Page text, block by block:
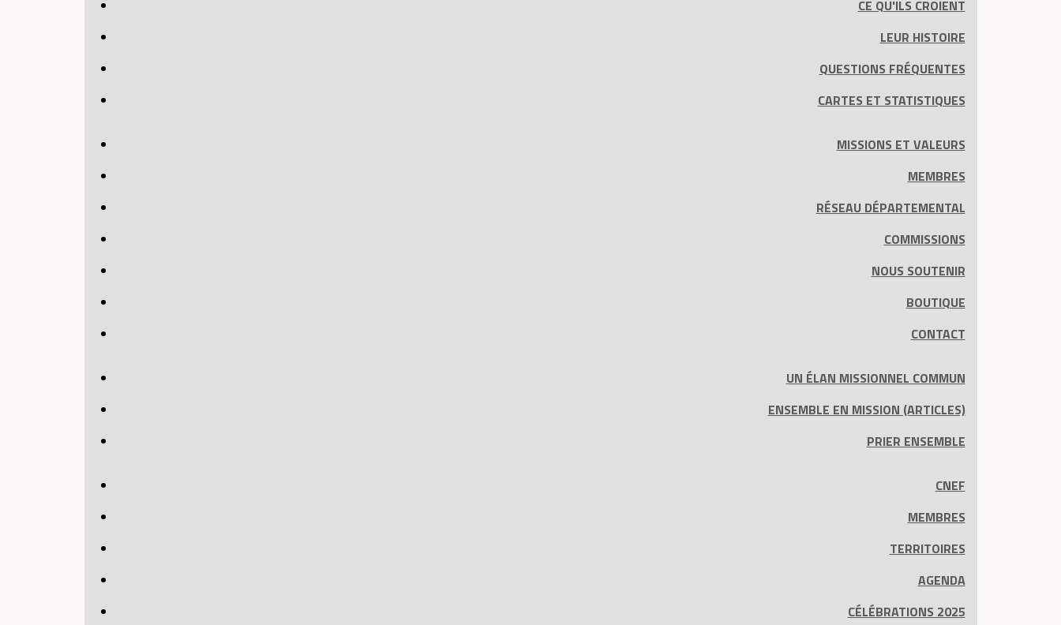
CE QU'ILS CROIENT
LEUR HISTOIRE
QUESTIONS FRÉQUENTES
CARTES ET STATISTIQUES
MISSIONS ET VALEURS
MEMBRES
RÉSEAU DÉPARTEMENTAL
COMMISSIONS
NOUS SOUTENIR
BOUTIQUE
CONTACT
UN ÉLAN MISSIONNEL COMMUN
ENSEMBLE EN MISSION (ARTICLES)
PRIER ENSEMBLE
CNEF
MEMBRES
TERRITOIRES
AGENDA
CÉLÉBRATIONS 2025